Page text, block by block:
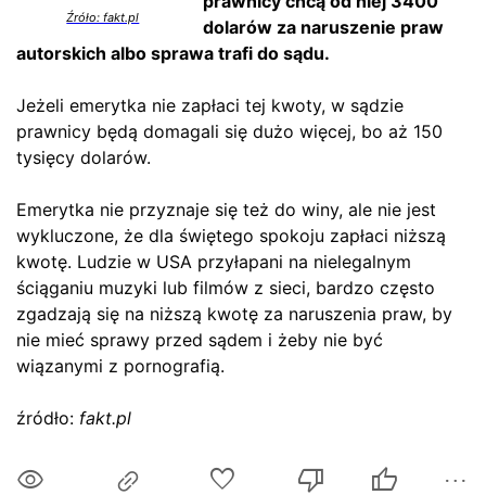
Źróło: fakt.pl
dolarów za naruszenie praw
autorskich albo sprawa trafi do sądu.
Jeżeli emerytka nie zapłaci tej kwoty, w sądzie
prawnicy będą domagali się dużo więcej, bo aż 150
tysięcy dolarów.
Emerytka nie przyznaje się też do winy, ale nie jest
wykluczone, że dla świętego spokoju zapłaci niższą
kwotę. Ludzie w USA przyłapani na nielegalnym
ściąganiu muzyki lub filmów z sieci, bardzo często
zgadzają się na niższą kwotę za naruszenia praw, by
nie mieć sprawy przed sądem i żeby nie być
wiązanymi z pornografią.
źródło: fakt.pl